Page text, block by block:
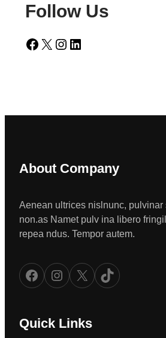
Follow Us
Facebook X Instagram LinkedIn
About Company
Aenean ultrices nislnunc, pulvinar
non.as Namet pulv ina libero
repea ndus. Tempor autem.
Facebook Instagram X TikTok
Quick Links